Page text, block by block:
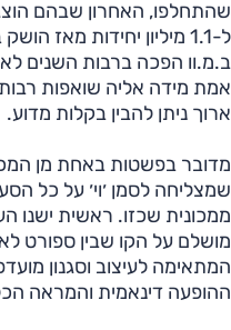
ל-1.1 מיליון יחידות מאז
ב.מ.וו הפכה ברבות השנים
אמת מידה אליה שואפות
ארוך ניתן להבין בקלות מדוע.
מדובר בפשטות באחת מן
שמצליחה לסמן ׳וי׳ על כל
ממכונית שכזו. ראשית ישנו
מושלם על הקו שבין ספורט
המתאימה לעיצוב וסגנון
ההופעה דינאמית והמראה